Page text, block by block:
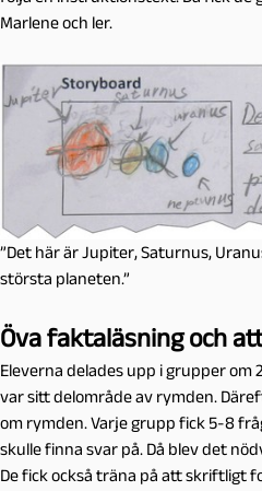
Marlene och ler.
”Det här är Jupiter, Saturnus,
största planeten.”
Öva faktaläsning och
Eleverna delades upp i grupper om
var sitt delområde av rymden.
om rymden. Varje grupp fick 5-8
skulle finna svar på. Då blev det
De fick också träna på att skriftligt